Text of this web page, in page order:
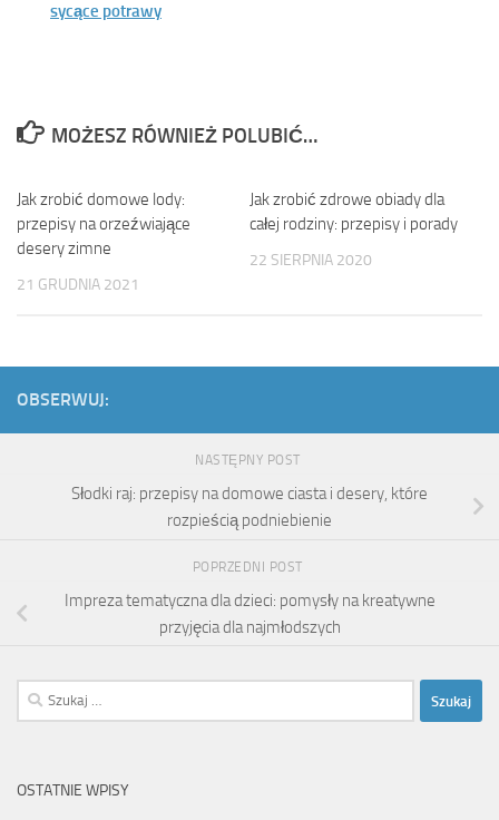
sycące potrawy
MOŻESZ RÓWNIEŻ POLUBIĆ…
Jak zrobić domowe lody:
przepisy na orzeźwiające
desery zimne
21 GRUDNIA 2021
Jak zrobić zdrowe obiady dla
całej rodziny: przepisy i porady
22 SIERPNIA 2020
OBSERWUJ:
NASTĘPNY POST
Słodki raj: przepisy na domowe ciasta i desery, które
rozpieścią podniebienie
POPRZEDNI POST
Impreza tematyczna dla dzieci: pomysły na kreatywne
przyjęcia dla najmłodszych
Szukaj:
OSTATNIE WPISY